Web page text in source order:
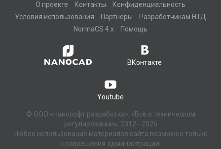
О проекте Контакты
Конфиденциальность
Условия использования
Партнеры
Разработчикам НТД
NormaCS 4.x
Помощь
ВКонтакте
Youtube
© ООО «Нанософт разработка», «Всё о техническом
регулировании», 2012 - 2026
Любое использование материалов сайта возможно только
с разрешения администрации.